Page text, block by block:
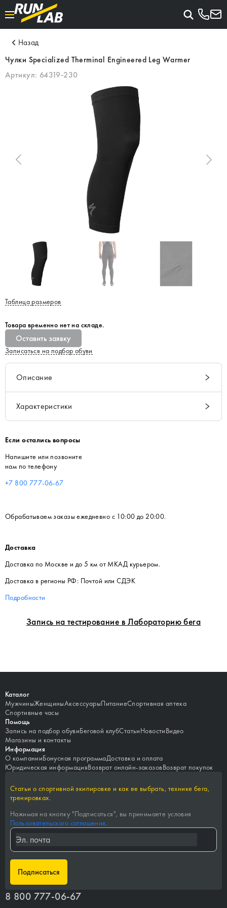
Назад
Чулки Specialized Therminal Engineered Leg Warmer
Артикул: 64319-230
Запись на тестирование в Лабораторию бега
Таблица размеров
Товара временно нет на складе.
Оставить заявку
Записаться на подбор обуви
Описание
Характеристики
Если остались вопросы
Напишите или позвоните
нам по телефону
+7 800 777-06-67
Обрабатываем заказы ежедневно с 10:00 до 20:00.
Доставка
Доставка по Москве и до 5 км от МКАД курьером.
Доставка в регионы РФ: Почтой или СДЭК
Подробности
Каталог
МужчиныЖенщиныАксессуарыПитаниеСпортивная аптека
Спортивные часы
Помощь
Запись на подбор обувиБеговой клубСтатьиНовостиВидео
Магазины и контакты
Информация
О компанииБонусная программаДоставка и оплата
Юридическая информацияВозврат онлайн-заказовВозврат покупок
Статьи о спортивной экипировке и как ее выбрать, технике бега,
тренировках.
Нажимая на кнопку "Подписаться", вы принимаете условия
Пользовательского соглашения.
Подписаться
8 800 777-06-67